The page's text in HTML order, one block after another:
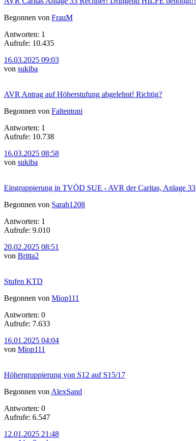
Begonnen von FrauM
Antworten: 1
Aufrufe: 10.435
16.03.2025 09:03
von sukiba
AVR Antrag auf Höherstufung abgelehnt! Richtig?
Begonnen von Faltentoni
Antworten: 1
Aufrufe: 10.738
16.03.2025 08:58
von sukiba
Eingruppierung in TVÖD SUE - AVR der Caritas, Anlage 33
Begonnen von Sarah1208
Antworten: 1
Aufrufe: 9.010
20.02.2025 08:51
von Britta2
Stufen KTD
Begonnen von Miop111
Antworten: 0
Aufrufe: 7.633
16.01.2025 04:04
von Miop111
Höhergruppierung von S12 auf S15/17
Begonnen von AlexSand
Antworten: 0
Aufrufe: 6.547
12.01.2025 21:48